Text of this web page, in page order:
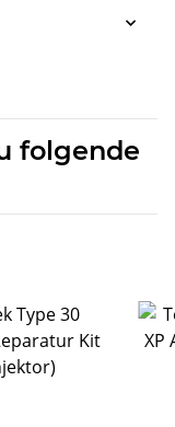
folgende